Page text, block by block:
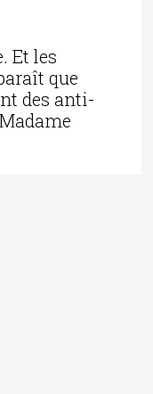
Et les
que
des anti-